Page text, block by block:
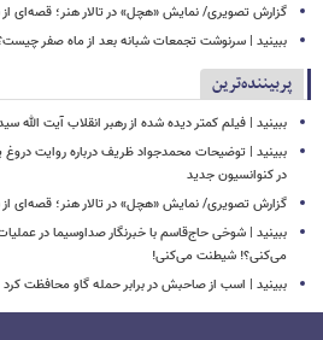
گزارش تصویری/ نمایش «هچل» در تالار هنر؛ قصه‌ای
ببینید | سرنوشت تجمعات شبانه بعد از ماه صفر
پربیننده‌ترین
ببینید | فیلم کمتر دیده شده از رهبر انقلاب آیت
ببینید | توضیحات محمدجواد ظریف درباره روایت
در کنوانسیون جدید
گزارش تصویری/ نمایش «هچل» در تالار هنر؛ قصه‌ای
ببینید | شوخی حاج‌قاسم با خبرنگار صداوسیما در
می‌کنی؟! شیطنت می‌کنی!
ببینید | اسب از صاحبش در برابر حمله گاو محافظت کرد